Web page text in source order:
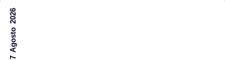
7 Agosto 2026